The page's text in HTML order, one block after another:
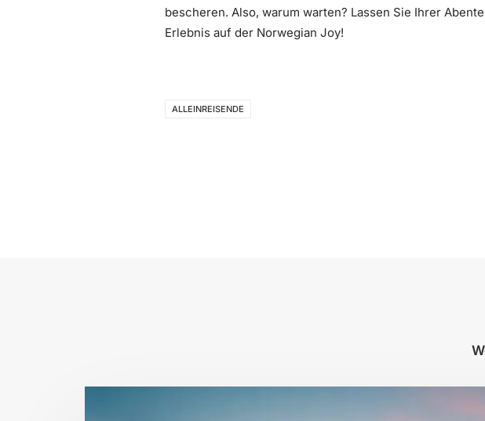
bescheren. Also, warum warten? Lassen Sie Ihrer
Erlebnis auf der Norwegian Joy!
ALLEINREISENDE